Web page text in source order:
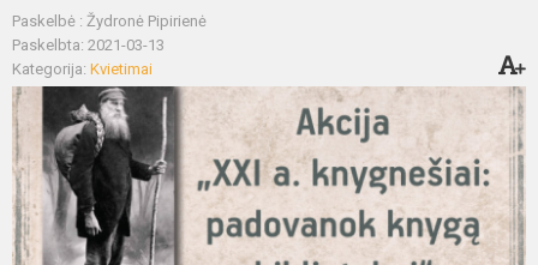
Paskelbė : Žydronė Pipirienė
Paskelbta: 2021-03-13
Kategorija: Kvietimai